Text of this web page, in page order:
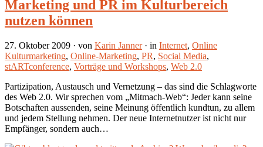
Marketing und PR im Kulturbereich
nutzen können
27. Oktober 2009 · von Karin Janner· in Internet, Online
Kulturmarketing, Online-Marketing, PR, Social Media,
stARTconference, Vorträge und Workshops, Web 2.0
Partizipation, Austausch und Vernetzung – das sind die Schlagworte
des Web 2.0. Wir sprechen vom „Mitmach-Web“: Jeder kann seine
Botschaften aussenden, seine Meinung öffentlich kundtun, zu allem
und jedem Stellung nehmen. Der neue Internetnutzer ist nicht nur
Empfänger, sondern auch…